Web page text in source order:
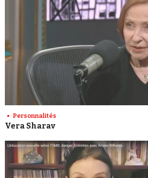
Personnalités
Vera Sharav